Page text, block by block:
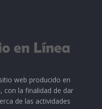
web producido en
con la finalidad de dar
de las actividades